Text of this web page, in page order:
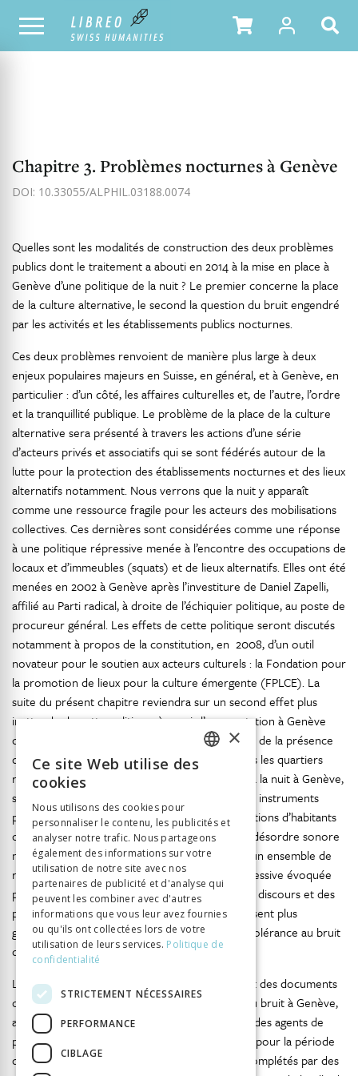
NOTRE CATALOGUE TABLE DES MATIÈRES
Chapitre 3. Problèmes nocturnes à Genève
DOI: 10.33055/ALPHIL.03188.0074
Quelles sont les modalités de construction des deux problèmes
publics dont le traitement a abouti en 2014 à la mise en place à
Genève d’une politique de la nuit ? Le premier concerne la place
de la culture alternative, le second la question du bruit engendré
par les activités et les établissements publics nocturnes.
Ces deux problèmes renvoient de manière plus large à deux
enjeux populaires majeurs en Suisse, en général, et à Genève, en
particulier : d’un côté, les affaires culturelles et, de l’autre, l’ordre
et la tranquillité publique. Le problème de la place de la culture
alternative sera présenté à travers les actions d’une série
d’acteurs privés et associatifs qui se sont fédérés autour de la
lutte pour la protection des établissements nocturnes et des lieux
alternatifs notamment. Nous verrons que la nuit y apparaît
comme une ressource fragile pour les acteurs des mobilisations
collectives. Ces dernières sont considérées comme une réponse
à une politique répressive menée à l’encontre des occupations de
locaux et d’immeubles (squats) et de lieux alternatifs. Elles ont été
menées en 2002 à Genève après l’investiture de Daniel Zapelli,
affilié au Parti radical, à droite de l’échiquier politique, au poste de
procureur général. Les effets de cette politique seront discutés
notamment à propos de la constitution, en 2008, d’un outil
novateur pour le soutien aux acteurs culturels : la Fondation pour
la promotion de lieux pour la culture émergente (FPLCE). La
suite du présent chapitre reviendra sur un second effet plus
inattendu de cette politique, à savoir l’augmentation à Genève
des plaintes pour bruit la nuit, une conséquence de la présence
d’établissements publics et de leurs usagers dans les quartiers
résidentiels de la ville. Ce second problème, lié à la nuit à Genève,
sera examiné à travers à la fois les acteurs et les instruments
principaux de la politique du bruit et des associations d’habitants
de la ville. On soutiendra qu’au-delà du bruit, le désordre sonore
nocturne qui s’installe alors à Genève résulte d’un ensemble de
raisons qui viennent s’ajouter à la politique répressive évoquée
plus haut. Ces raisons seront présentées
des discours et des
pratiques des associations d’habitants qui traduisent plus
généralement l’émergence d’une culture de l’intolérance au bruit
dans les villes occidentales.
Le matériel sur lequel s’appuie ce chapitre inclut des documents
officiels produits dans le cadre de la politique du bruit à Genève,
ainsi que la base de données des déplacements des agents de
police cantonaux pour plaintes au sujet du bruit pour la période
qui va de 2006 à 2012. Ces documents seront complétés par des
ITALIAN
×
Ce site Web utilise des
cookies
Nous utilisons des cookies pour
personnaliser le contenu, les publicités et
analyser notre trafic. Nous partageons
également des informations sur votre
utilisation de notre site avec nos
partenaires de publicité et d'analyse qui
peuvent les combiner avec d'autres
informations que vous leur avez fournies
ou qu'ils ont collectées lors de votre
utilisation de leurs services. Politique de
confidentialité
STRICTEMENT NÉCESSAIRES
PERFORMANCE
CIBLAGE